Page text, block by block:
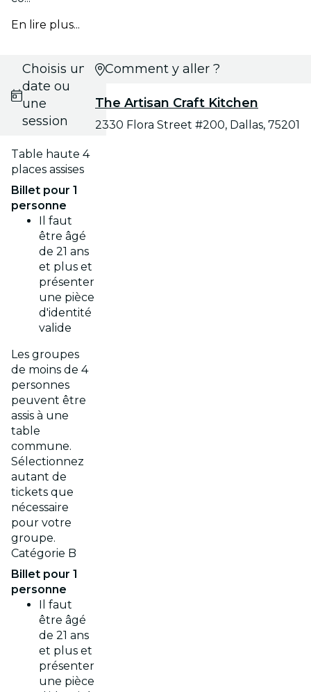
En lire plus...
Choisis une
date ou
une
session
Table haute 4
places assises
Billet pour 1
personne
Il faut
être âgé
de 21 ans
et plus et
présenter
une pièce
d'identité
valide
Les groupes
de moins de 4
personnes
peuvent être
assis à une
table
commune.
Sélectionnez
autant de
tickets que
nécessaire
pour votre
groupe.
Catégorie B
Billet pour 1
personne
Il faut
être âgé
de 21 ans
et plus et
présenter
une pièce
Comment y aller ?
The Artisan Craft Kitchen
2330 Flora Street #200, Dallas, 75201